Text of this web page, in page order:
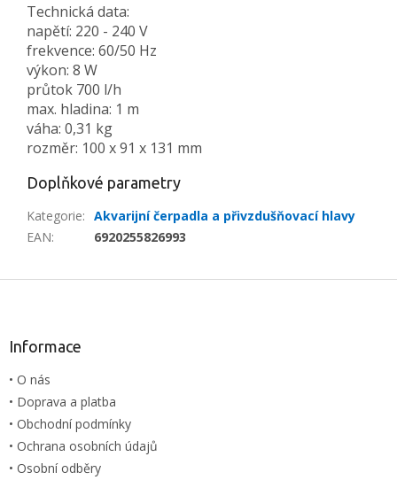
Technická data:
napětí: 220 - 240 V
frekvence: 60/50 Hz
výkon: 8 W
průtok 700 l/h
max. hladina: 1 m
váha: 0,31 kg
rozměr: 100 x 91 x 131 mm
Doplňkové parametry
Kategorie: Akvarijní čerpadla a přivzdušňovací hlavy
EAN: 6920255826993
Informace
• O nás
• Doprava a platba
• Obchodní podmínky
• Ochrana osobních údajů
• Osobní odběry